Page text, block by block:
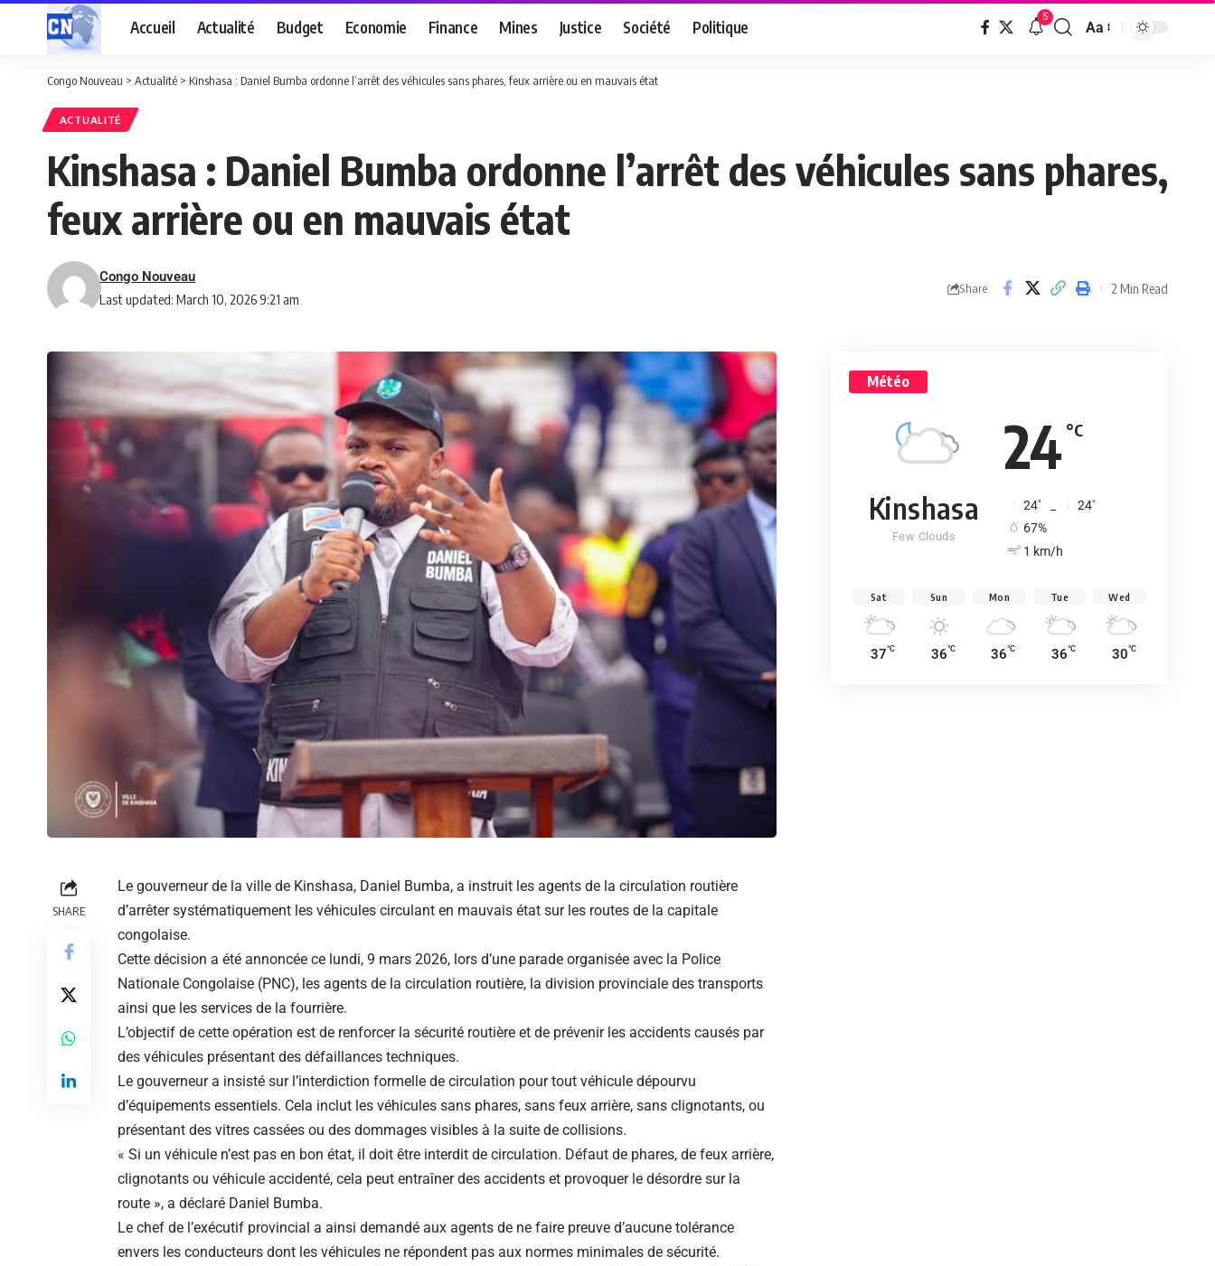
Accueil Actualité Budget Economie Finance Mines Justice Société Politique
5
Aa
Congo Nouveau > Actualité > Kinshasa : Daniel Bumba ordonne l’arrêt des véhicules sans phares, feux arrière ou en mauvais état
ACTUALITÉ
Kinshasa : Daniel Bumba ordonne l’arrêt des véhicules sans phares,
feux arrière ou en mauvais état
Last updated: March 10, 2026 9:21 am
Congo Nouveau
Share 2 Min Read
SHARE
Le gouverneur de la ville de Kinshasa, Daniel Bumba, a instruit les agents de la circulation routière
d’arrêter systématiquement les véhicules circulant en mauvais état sur les routes de la capitale
congolaise.
Cette décision a été annoncée ce lundi, 9 mars 2026, lors d’une parade organisée avec la Police
Nationale Congolaise (PNC), les agents de la circulation routière, la division provinciale des transports
ainsi que les services de la fourrière.
L’objectif de cette opération est de renforcer la sécurité routière et de prévenir les accidents causés par
des véhicules présentant des défaillances techniques.
Le gouverneur a insisté sur l’interdiction formelle de circulation pour tout véhicule dépourvu
d’équipements essentiels. Cela inclut les véhicules sans phares, sans feux arrière, sans clignotants, ou
présentant des vitres cassées ou des dommages visibles à la suite de collisions.
« Si un véhicule n’est pas en bon état, il doit être interdit de circulation. Défaut de phares, de feux arrière,
clignotants ou véhicule accidenté, cela peut entraîner des accidents et provoquer le désordre sur la
route », a déclaré Daniel Bumba.
Le chef de l’exécutif provincial a ainsi demandé aux agents de ne faire preuve d’aucune tolérance
envers les conducteurs dont les véhicules ne répondent pas aux normes minimales de sécurité.
Météo
24 °C
Kinshasa
Few Clouds
24° 24°
67%
1 km/h
Sat
37°C
Sun
36°C
Mon
36°C
Tue
36°C
Wed
30°C